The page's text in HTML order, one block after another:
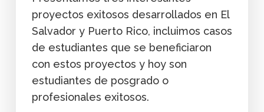
proyectos exitosos desarrollados en El
Salvador y Puerto Rico, incluimos casos
de estudiantes que se beneficiaron
con estos proyectos y hoy son
estudiantes de posgrado o
profesionales exitosos.